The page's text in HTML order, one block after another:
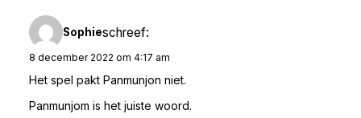
Sophieschreef:
8 december 2022 om 4:17 am
Het spel pakt Panmunjon niet.
Panmunjom is het juiste woord.